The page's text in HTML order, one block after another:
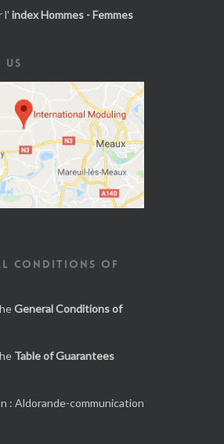
l' index Hommes - Femmes
US
CONDITIONS OF
General Conditions of
Table of Guarantees
: Aldorande-communication